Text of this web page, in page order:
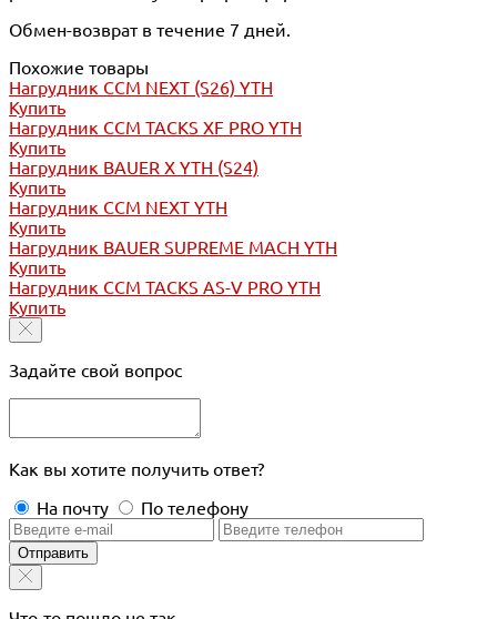
Обмен-возврат в течение 7 дней.
Похожие товары
Нагрудник CCM NEXT (S26) YTH
Купить
Нагрудник CCM TACKS XF PRO YTH
Купить
Нагрудник BAUER X YTH (S24)
Купить
Нагрудник CCM NEXT YTH
Купить
Нагрудник BAUER SUPREME MACH YTH
Купить
Нагрудник CCM TACKS AS-V PRO YTH
Купить
Задайте свой вопрос
Как вы хотите получить ответ?
На почту
По телефону
Отправить